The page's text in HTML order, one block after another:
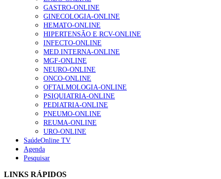
GASTRO-ONLINE
GINECOLOGIA-ONLINE
HEMATO-ONLINE
HIPERTENSÃO E RCV-ONLINE
INFECTO-ONLINE
MED.INTERNA-ONLINE
MGF-ONLINE
NEURO-ONLINE
ONCO-ONLINE
OFTALMOLOGIA-ONLINE
PSIQUIATRIA-ONLINE
PEDIATRIA-ONLINE
PNEUMO-ONLINE
REUMA-ONLINE
URO-ONLINE
SaúdeOnline TV
Agenda
Pesquisar
LINKS RÁPIDOS